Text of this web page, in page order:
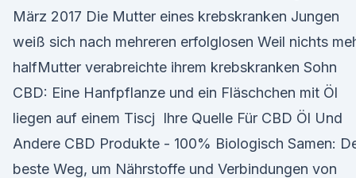
März 2017 Die Mutter eines krebskranken Jungen
weiß sich nach mehreren erfolglosen Weil nichts
halfMutter verabreichte ihrem krebskranken Sohn
CBD: Eine Hanfpflanze und ein Fläschchen mit Öl
liegen auf einem Tiscj Ihre Quelle Für CBD Öl Und
Andere CBD Produkte - 100% Biologisch Samen:
beste Weg, um Nährstoffe und Verbindungen von